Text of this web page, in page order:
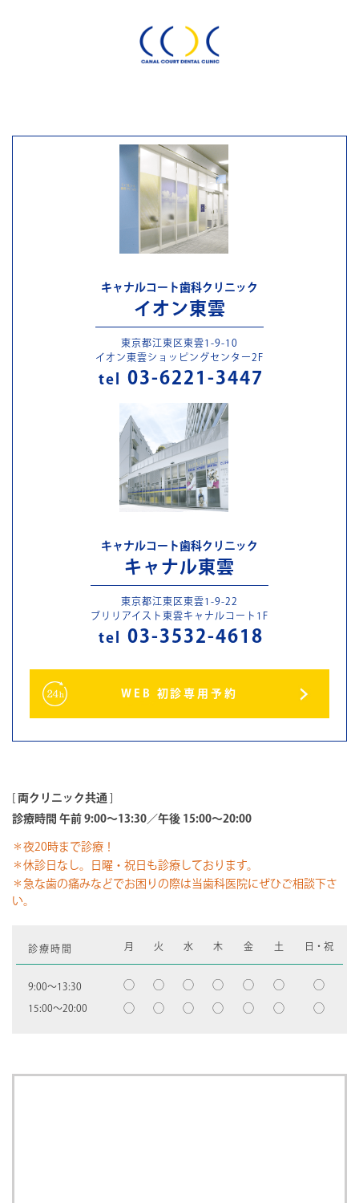
キャナルコート歯科クリニック
イオン東雲
東京都江東区東雲1-9-10
イオン東雲ショッピングセンター2F
tel 03-6221-3447
キャナルコート歯科クリニック
キャナル東雲
東京都江東区東雲1-9-22
ブリリアイスト東雲キャナルコート1F
tel 03-3532-4618
WEB 初診専用予約
[ 両クリニック共通 ]
診療時間 午前 9:00～13:30／午後 15:00～20:00
＊夜20時まで診療！
＊休診日なし。日曜・祝日も診療しております。
＊急な歯の痛みなどでお困りの際は当歯科医院にぜひご相談下さ
い。
診療時間 月 火 水 木 金 土 日・祝
9:00〜13:30 ◯ ◯ ◯ ◯ ◯ ◯ ◯
15:00〜20:00 ◯ ◯ ◯ ◯ ◯ ◯ ◯